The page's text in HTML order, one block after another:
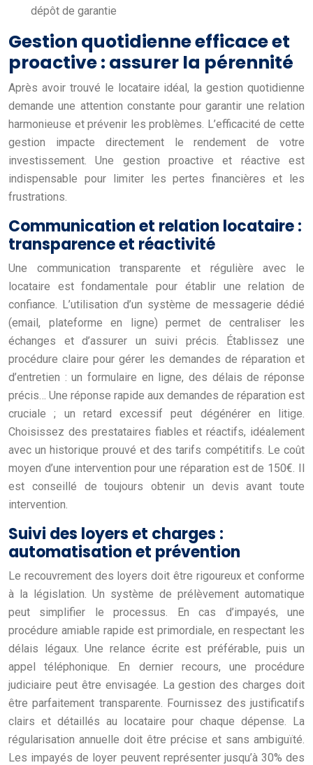
dépôt de garantie
Gestion quotidienne efficace et
proactive : assurer la pérennité
Après avoir trouvé le locataire idéal, la gestion quotidienne
demande une attention constante pour garantir une relation
harmonieuse et prévenir les problèmes. L’efficacité de cette
gestion impacte directement le rendement de votre
investissement. Une gestion proactive et réactive est
indispensable pour limiter les pertes financières et les
frustrations.
Communication et relation locataire :
transparence et réactivité
Une communication transparente et régulière avec le
locataire est fondamentale pour établir une relation de
confiance. L’utilisation d’un système de messagerie dédié
(email, plateforme en ligne) permet de centraliser les
échanges et d’assurer un suivi précis. Établissez une
procédure claire pour gérer les demandes de réparation et
d’entretien : un formulaire en ligne, des délais de réponse
précis… Une réponse rapide aux demandes de réparation est
cruciale ; un retard excessif peut dégénérer en litige.
Choisissez des prestataires fiables et réactifs, idéalement
avec un historique prouvé et des tarifs compétitifs. Le coût
moyen d’une intervention pour une réparation est de 150€. Il
est conseillé de toujours obtenir un devis avant toute
intervention.
Suivi des loyers et charges :
automatisation et prévention
Le recouvrement des loyers doit être rigoureux et conforme
à la législation. Un système de prélèvement automatique
peut simplifier le processus. En cas d’impayés, une
procédure amiable rapide est primordiale, en respectant les
délais légaux. Une relance écrite est préférable, puis un
appel téléphonique. En dernier recours, une procédure
judiciaire peut être envisagée. La gestion des charges doit
être parfaitement transparente. Fournissez des justificatifs
clairs et détaillés au locataire pour chaque dépense. La
régularisation annuelle doit être précise et sans ambiguïté.
Les impayés de loyer peuvent représenter jusqu’à 30% des